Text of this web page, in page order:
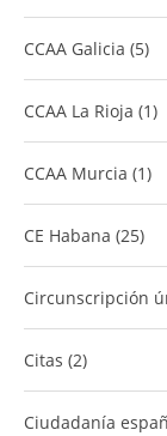
CCAA Galicia (5)
CCAA La Rioja (1)
CCAA Murcia (1)
CE Habana (25)
Circunscripción
Citas (2)
Ciudadanía